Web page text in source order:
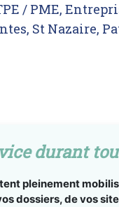
/ PME,
St Nazaire,
durant
pleinement
dossiers, de vos